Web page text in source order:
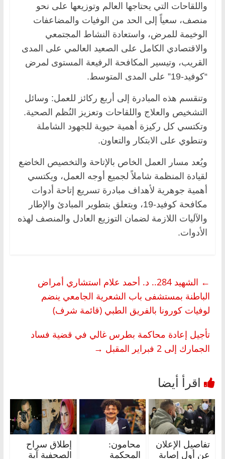
واللقاحات التي يحتاجها العالم وتوزيعها على نحو
منصف، سعياً إلى الحد من الوفيات والمضاعفات
الوخيمة للمرض، واستعادة النشاط المجتمعي
والاقتصادي الكامل على الصعيد العالمي على المدى
القريب، وتيسير المكافحة الرفيعة المستوى لمرض
“كوفيد-19” على المدى المتوسط.
وتنقسم هذه المبادرة إلى أربع ركائز للعمل: وسائل
التشخيص والعلاج واللقاحات وتعزيز النُظم الصحية.
وتكتسي كل ركيزة أهمية حيوية للجهود الشاملة
وتنطوي على الابتكار والتعاون.
ويُعد مسار العمل الخاص بالإتاحة والتخصيص الخاضع
لقيادة المنظمة شاملاً لجميع أوجه العمل، ويكتسي
أهمية جوهرية لأهداف مبادرة تسريع إتاحة أدوات
مكافحة كوفيد-19، ويتعلق بتطوير المبادئ والإطار
والآليات اللازمة لضمان التوزيع العادل والمنصف لهذه
الأدوات.
←
الشهيد 284.. د. أحمد علام استشاري أمراض
الباطنة بمستشفى باب الشعرية الجامعي ينضم
لوفيات كورونا بالفريق الطبي (قائمة شرف)
تأجيل إعادة محاكمة بطرس غالي في قضية فساد
الجمارك إلى 2 فبراير المقبل
→
تفاصيل الإعلان
عن أول إصابة
محامون:
المحكمة
إطلاق سراح
الصحفية آية